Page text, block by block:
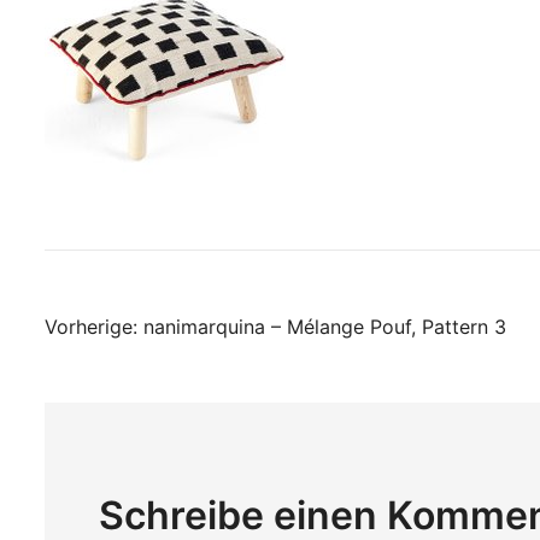
Beitragsnavigation
Vorherige: nanimarquina – Mélange Pouf, Pattern 3
Schreibe einen